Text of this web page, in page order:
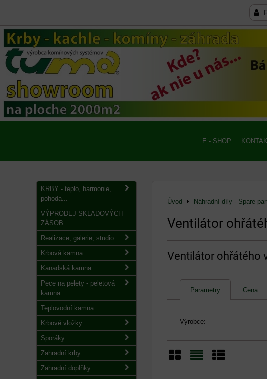
E - SHOP
Úvod Náhradní díly - Spare
Ventilátor
Ventilátor ohřátého
Parametry Cena
Výrobce:
KRBY - teplo, harmonie,
pohoda...
VÝPRODEJ SKLADOVÝCH
ZÁSOB
Realizace, galerie, studio
Krbová kamna
Kanadská kamna
Pece na pelety - peletová
kamna
Teplovodní kamna
Krbové vložky
Sporáky
Zahradní krby
Zahradní doplňky